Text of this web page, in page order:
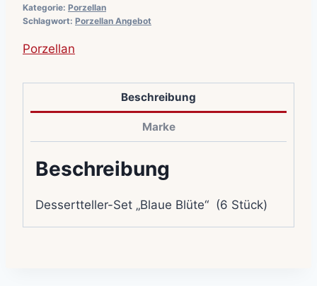
Kategorie: Porzellan
Schlagwort: Porzellan Angebot
Porzellan
Beschreibung
Marke
Beschreibung
Dessertteller-Set „Blaue Blüte“ (6 Stück)